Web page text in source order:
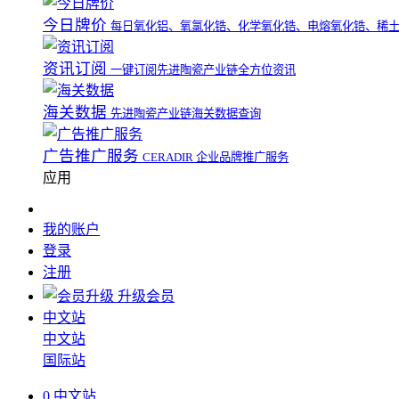
今日牌价 每日氧化铝、氧氯化锆、化学氧化锆、电熔氧化锆、稀
资讯订阅 一键订阅先进陶瓷产业链全方位资讯
海关数据 先进陶瓷产业链海关数据查询
广告推广服务 CERADIR 企业品牌推广服务
应用
我的账户
登录
注册
升级会员
中文站
中文站
国际站